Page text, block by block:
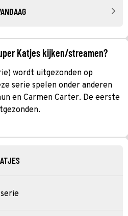
Katjes kijken/streamen?
wordt uitgezonden op
serie spelen onder anderen
en Carmen Carter. De eerste